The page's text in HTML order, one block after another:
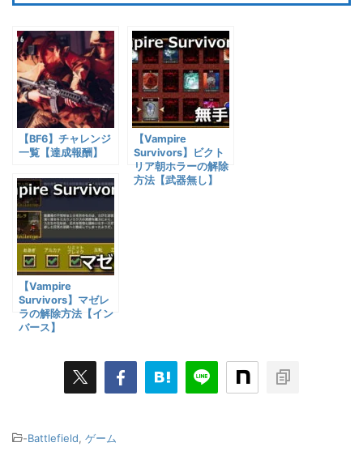
【BF6】チャレンジ
一覧【達成報酬】
【Vampire
Survivors】ビクト
リア朝ホラーの解除
方法【武器無し】
【Vampire
Survivors】マゼレ
ラの解除方法【イン
バース】
-Battlefield ゲーム